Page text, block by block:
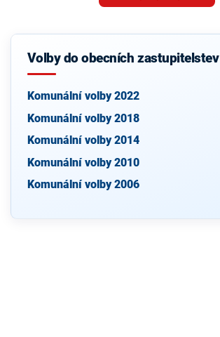
Volby do obecních zastupitelstev
Komunální volby 2022
Komunální volby 2018
Komunální volby 2014
Komunální volby 2010
Komunální volby 2006